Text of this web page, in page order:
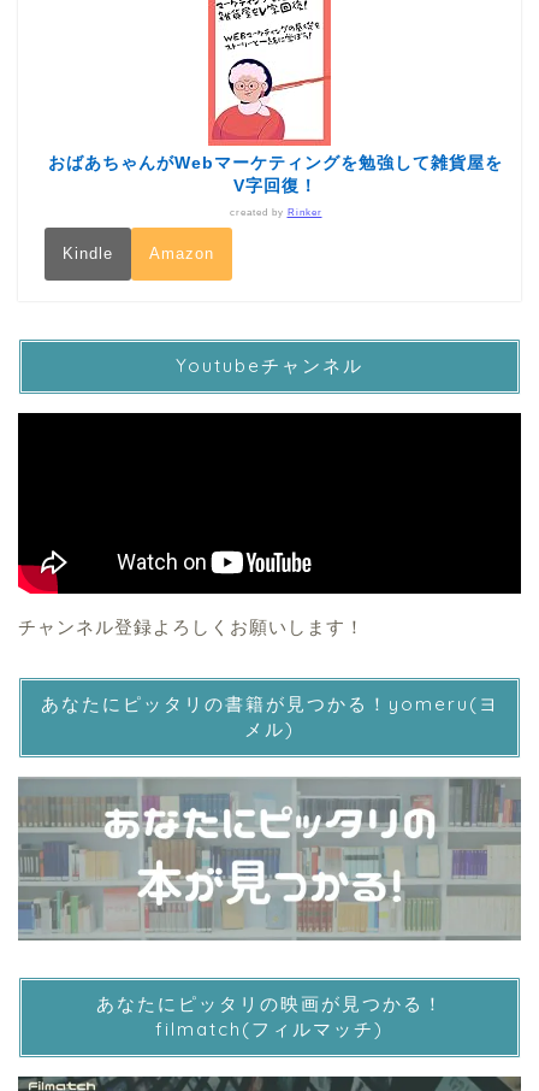
おばあちゃんがWebマーケティングを勉強して雑貨屋を
V字回復！
created by Rinker
Kindle Amazon
Youtubeチャンネル
チャンネル登録よろしくお願いします！
あなたにピッタリの書籍が見つかる！yomeru(ヨ
メル)
あなたにピッタリの映画が見つかる！
filmatch(フィルマッチ)